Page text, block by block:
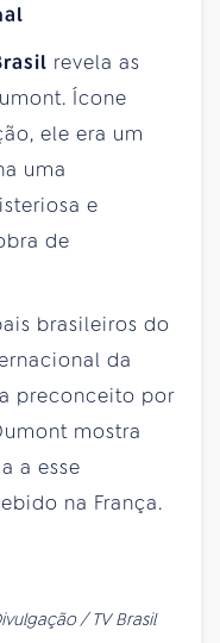
revela as
Ícone
ele era um
uma
e
de
brasileiros do
da
preconceito por
mostra
a esse
na França.
/ TV Brasil